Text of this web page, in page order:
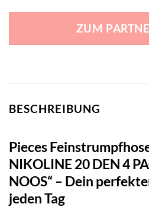
ZUM
BESCHREIBUNG
Pieces
NIKOLINE 20 DEN 4
NOOS“ – Dein
jeden Tag